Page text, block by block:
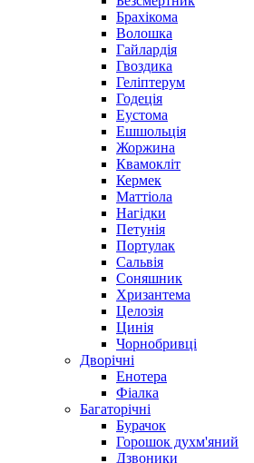
Брахікома
Волошка
Гайлардія
Гвоздика
Геліптерум
Годеція
Еустома
Ешшольція
Жоржина
Квамокліт
Кермек
Маттіола
Нагідки
Петунія
Портулак
Сальвія
Соняшник
Хризантема
Целозія
Цинія
Чорнобривці
Дворічні
Енотера
Фіалка
Багаторічні
Бурачок
Горошок духм'яний
Дзвоники